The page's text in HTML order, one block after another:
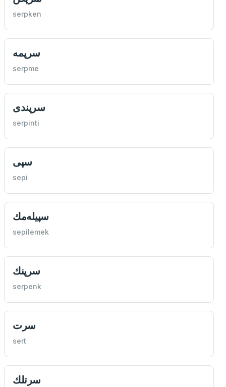
serpken
سرپمه
serpme
سرپندی
serpinti
سپی
sepi
سپيله‌مك
sepilemek
سرپنك
serpenk
سرت
sert
سرتلك